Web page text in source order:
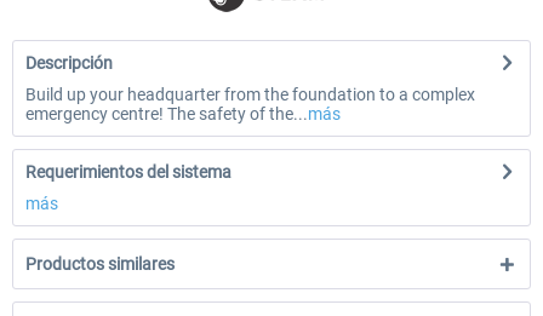
Descripción
Build up your headquarter from the foundation to a complex
emergency centre! The safety of the...más
Requerimientos del sistema
más
Productos similares